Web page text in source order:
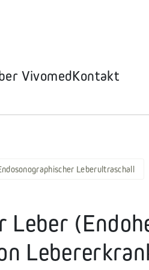
VivomedKontakt
Leberultraschall
Leber